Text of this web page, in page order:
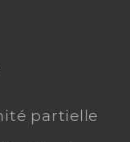
partielle